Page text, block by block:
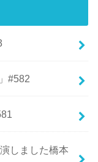
#582
しました橋本